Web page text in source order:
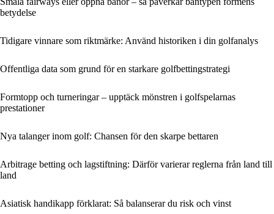
betydelse
Tidigare vinnare som riktmärke: Använd historiken i din golfanalys
Offentliga data som grund för en starkare golfbettingstrategi
Formtopp och turneringar – upptäck mönstren i golfspelarnas
prestationer
Nya talanger inom golf: Chansen för den skarpe bettaren
Arbitrage betting och lagstiftning: Därför varierar reglerna från land till
land
Asiatisk handikapp förklarat: Så balanserar du risk och vinst